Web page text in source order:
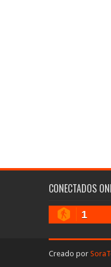
CONECTADOS
1
Creado por